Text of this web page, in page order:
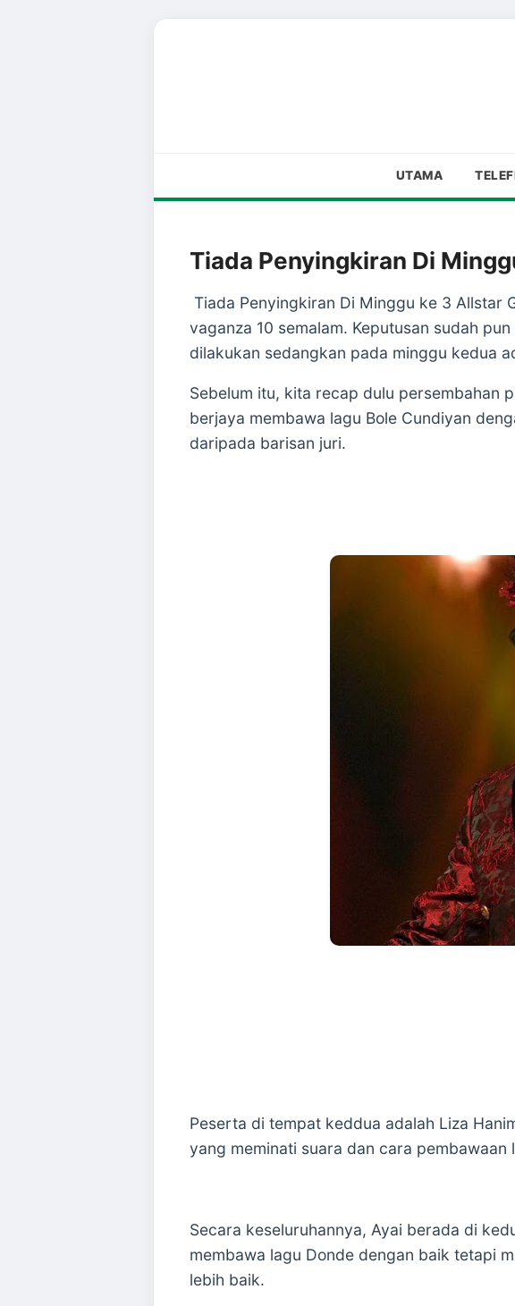
UTAMA
Tiada Penyingkiran Di
Tiada Penyingkiran Di Minggu ke 3 Allstar
vaganza 10 semalam. Keputusan sudah
dilakukan sedangkan pada minggu kedua
Sebelum itu, kita recap dulu persembahan
berjaya membawa lagu Bole Cundiyan
daripada barisan juri.
Peserta di tempat keddua adalah Liza
yang meminati suara dan cara pembawaan
Secara keseluruhannya, Ayai berada di
membawa lagu Donde dengan baik tetapi
lebih baik.